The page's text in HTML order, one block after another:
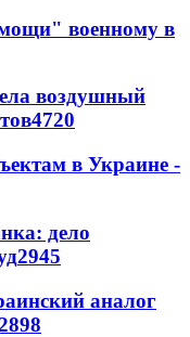
военному в
воздушный
4720
в Украине -
дело
2945
аналог